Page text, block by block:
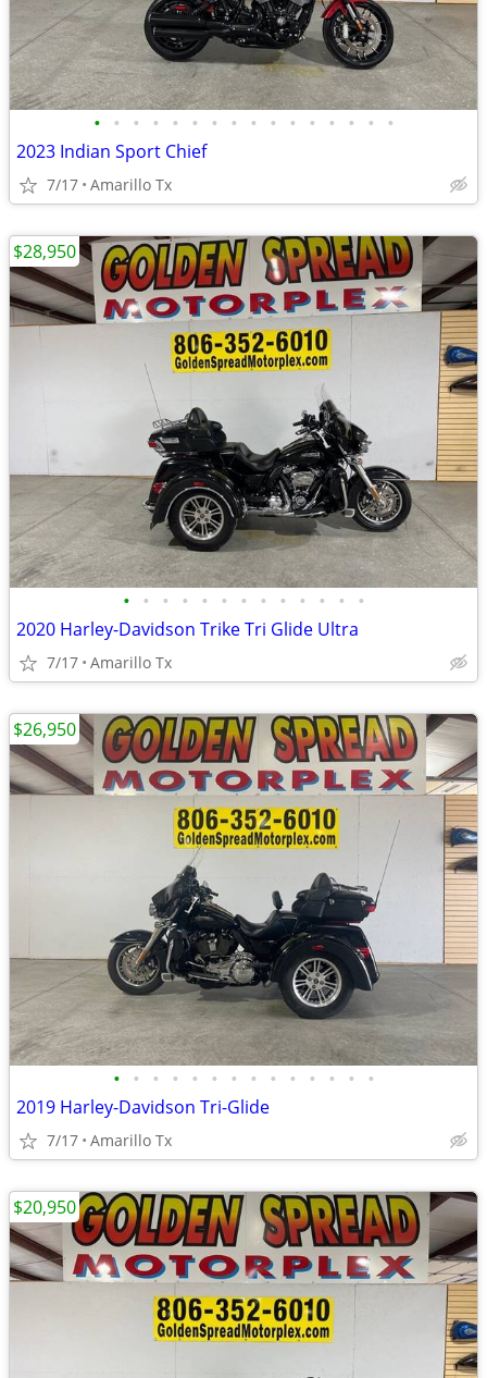
• • • • • • • • • • • • • • • •
2023 Indian Sport Chief
7/17 Amarillo Tx
• • • • • • • • • • • • •
2020 Harley-Davidson Trike Tri Glide Ultra
7/17 Amarillo Tx
$28,950
• • • • • • • • • • • • • •
2019 Harley-Davidson Tri-Glide
7/17 Amarillo Tx
$26,950
$20,950